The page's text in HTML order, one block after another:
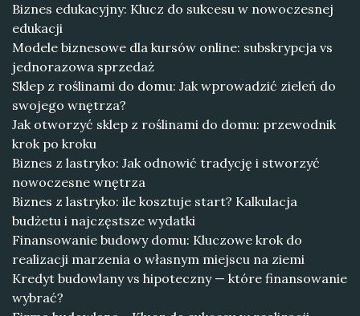
Biznes edukacyjny: Klucz do sukcesu w nowoczesnej
edukacji
Modele biznesowe dla kursów online: subskrypcja vs
jednorazowa sprzedaż
Sklep z roślinami do domu: Jak wprowadzić zieleń do
swojego wnętrza?
Jak otworzyć sklep z roślinami do domu: przewodnik
krok po kroku
Biznes z lastryko: Jak odnowić tradycję i stworzyć
nowoczesne wnętrza
Biznes z lastryko: ile kosztuje start? Kalkulacja
budżetu i najczęstsze wydatki
Finansowanie budowy domu: Kluczowe krok do
realizacji marzenia o własnym miejscu na ziemi
Kredyt budowlany vs hipoteczny — które finansowanie
wybrać?